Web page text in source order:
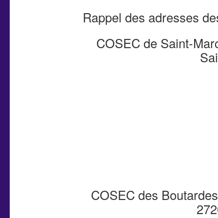
Rappel des adresses
COSEC de Saint-
COSEC des